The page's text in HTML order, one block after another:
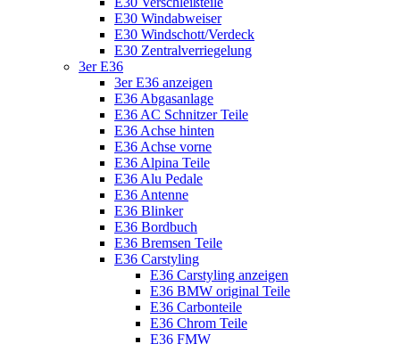
E30 Windabweiser
E30 Windschott/Verdeck
E30 Zentralverriegelung
3er E36
3er E36 anzeigen
E36 Abgasanlage
E36 AC Schnitzer Teile
E36 Achse hinten
E36 Achse vorne
E36 Alpina Teile
E36 Alu Pedale
E36 Antenne
E36 Blinker
E36 Bordbuch
E36 Bremsen Teile
E36 Carstyling
E36 Carstyling anzeigen
E36 BMW original Teile
E36 Carbonteile
E36 Chrom Teile
E36 FMW